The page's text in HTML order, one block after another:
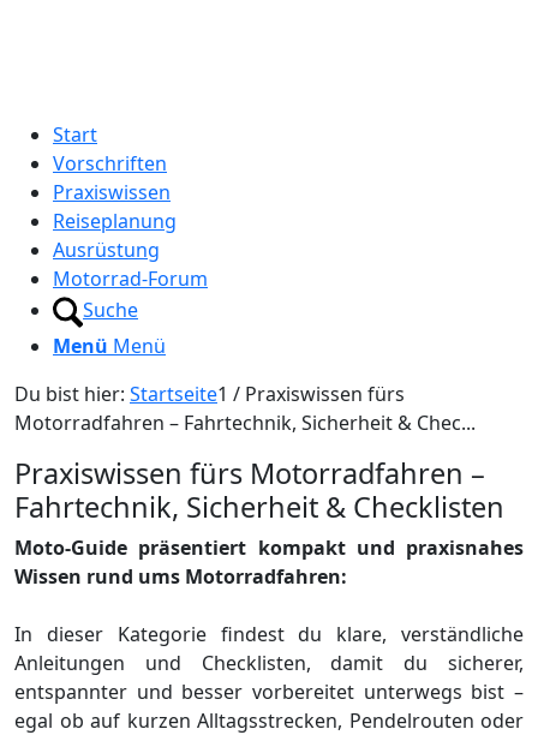
Start
Vorschriften
Praxiswissen
Reiseplanung
Ausrüstung
Motorrad-Forum
Suche
Menü Menü
Du bist hier: Startseite1 / Praxiswissen fürs
Motorradfahren – Fahrtechnik, Sicherheit & Chec...
Praxiswissen fürs Motorradfahren –
Fahrtechnik, Sicherheit & Checklisten
Moto‑Guide präsentiert kompakt und praxisnahes
Wissen rund ums Motorradfahren:
In dieser Kategorie findest du klare, verständliche
Anleitungen und Checklisten, damit du sicherer,
entspannter und besser vorbereitet unterwegs bist –
egal ob auf kurzen Alltagsstrecken, Pendelrouten oder